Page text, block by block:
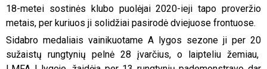
18-metei sostinės klubo puolėjai 2020-ieji tapo proveržio
metais, per kuriuos ji solidžiai pasirodė dviejuose frontuose.
Sidabro medaliais vainikuotame A lygos sezone ji per 20
sužaistų rungtynių pelnė 28 įvarčius, o laipteliu žemiau,